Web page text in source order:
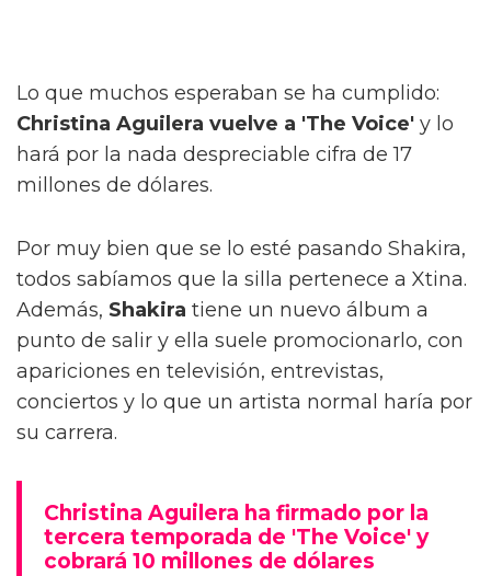
Lo que muchos esperaban se ha cumplido:
Christina Aguilera vuelve a 'The Voice' y lo
hará por la nada despreciable cifra de 17
millones de dólares.
Por muy bien que se lo esté pasando Shakira,
todos sabíamos que la silla pertenece a Xtina.
Además, Shakira tiene un nuevo álbum a
punto de salir y ella suele promocionarlo, con
apariciones en televisión, entrevistas,
conciertos y lo que un artista normal haría por
su carrera.
Christina Aguilera ha firmado por la
tercera temporada de 'The Voice' y
cobrará 10 millones de dólares